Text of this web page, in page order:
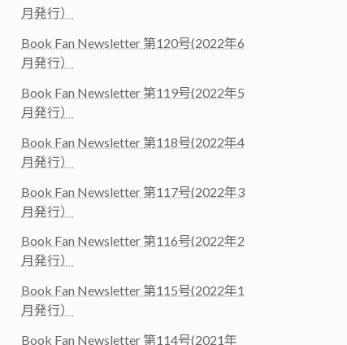
月発行）
Book Fan Newsletter 第120号(2022年6
月発行）
Book Fan Newsletter 第119号(2022年5
月発行）
Book Fan Newsletter 第118号(2022年4
月発行）
Book Fan Newsletter 第117号(2022年3
月発行）
Book Fan Newsletter 第116号(2022年2
月発行）
Book Fan Newsletter 第115号(2022年1
月発行）
Book Fan Newsletter 第114号(2021年